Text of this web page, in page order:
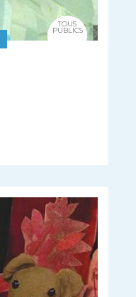
TOUS
PUBLICS